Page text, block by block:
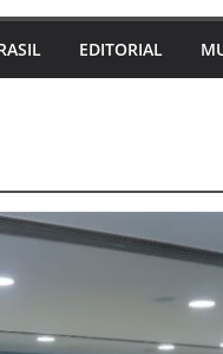
2 do Plano
e reforça
estado
urgente
e
para
EDITORIAL